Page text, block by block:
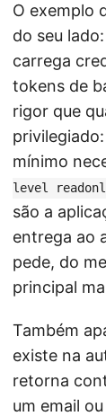
O exemplo
do seu
carrega
tokens de
rigor que
mínimo
level
são a
entrega ao
pede, do
principal
Também
existe na
retorna
um email